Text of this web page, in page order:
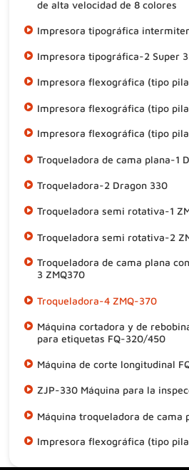
de alta velocidad de 8 colores
Impresora tipográfica
Impresora tipográfica-2 Super
Impresora flexográfica (tipo
Impresora flexográfica (tipo
Impresora flexográfica (tipo
Troqueladora de cama plana-1
Troqueladora-2 Dragon 330
Troqueladora semi rotativa-1
Troqueladora semi rotativa-2
Troqueladora de cama plana
3 ZMQ370
Troqueladora-4 ZMQ-370
Máquina cortadora y de
para etiquetas FQ-320/450
Máquina de corte longitudinal
ZJP-330 Máquina para la
Máquina troqueladora de cama
Impresora flexográfica (tipo